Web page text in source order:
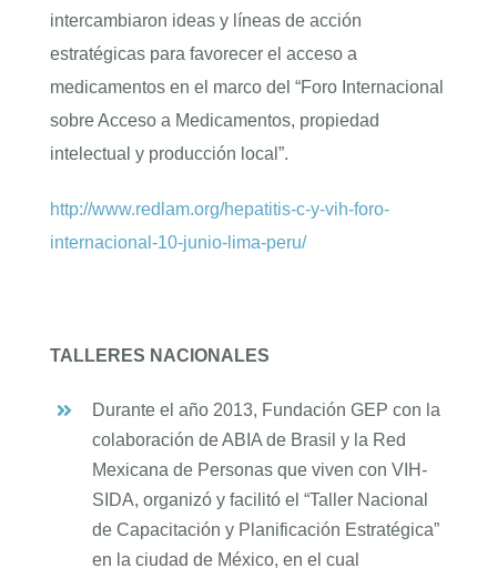
intercambiaron ideas y líneas de acción
estratégicas para favorecer el acceso a
medicamentos en el marco del “Foro Internacional
sobre Acceso a Medicamentos, propiedad
intelectual y producción local”.
http://www.redlam.org/hepatitis-c-y-vih-foro-
internacional-10-junio-lima-peru/
TALLERES NACIONALES
Durante el año 2013, Fundación GEP con la
colaboración de ABIA de Brasil y la Red
Mexicana de Personas que viven con VIH-
SIDA, organizó y facilitó el “Taller Nacional
de Capacitación y Planificación Estratégica”
en la ciudad de México, en el cual